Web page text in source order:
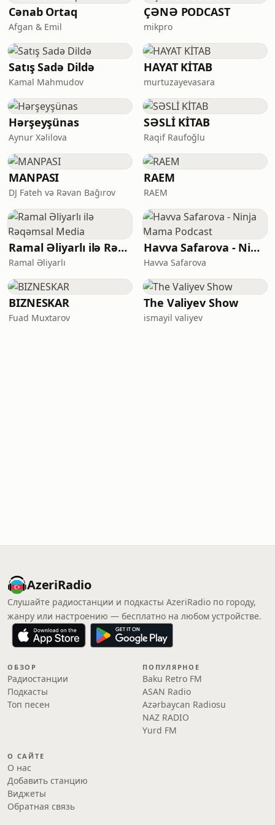
Cənab Ortaq
Afgan & Emil
ÇƏNƏ PODCAST
mikpro
Satış Sadə Dildə
Kamal Mahmudov
HAYAT KİTAB
murtuzayevasara
Hərşeyşünas
Aynur Xəlilova
SƏSLİ KİTAB
Raqif Raufoğlu
MANPASI
DJ Fateh və Rəvan Bağırov
RAEM
RAEM
Ramal Əliyarlı ilə Rəqəmsal Media⁠
Ramal Əliyarlı
Havva Safarova - Ninja Mama Podcast
Havva Safarova
BIZNESKAR
Fuad Muxtarov
The Valiyev Show
ismayil valiyev
AzeriRadio
Слушайте радиостанции и подкасты AzeriRadio по городу,
жанру или настроению — бесплатно на любом устройстве.
ОБЗОР
Радиостанции
Подкасты
Топ песен
ПОПУЛЯРНОЕ
Baku Retro FM
ASAN Radio
Azərbaycan Radiosu
NAZ RADIO
Yurd FM
О САЙТЕ
О нас
Добавить станцию
Виджеты
Обратная связь